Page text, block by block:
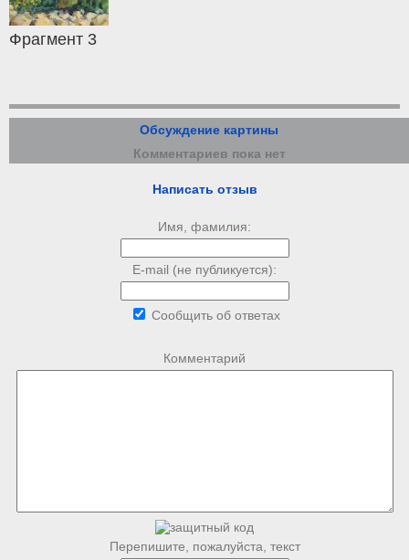
Фрагмент 3
Обсуждение картины
Комментариев пока нет
Написать отзыв
Имя, фамилия:
E-mail (не публикуется):
Сообщить об ответах
Комментарий
Перепишите, пожалуйста, текст